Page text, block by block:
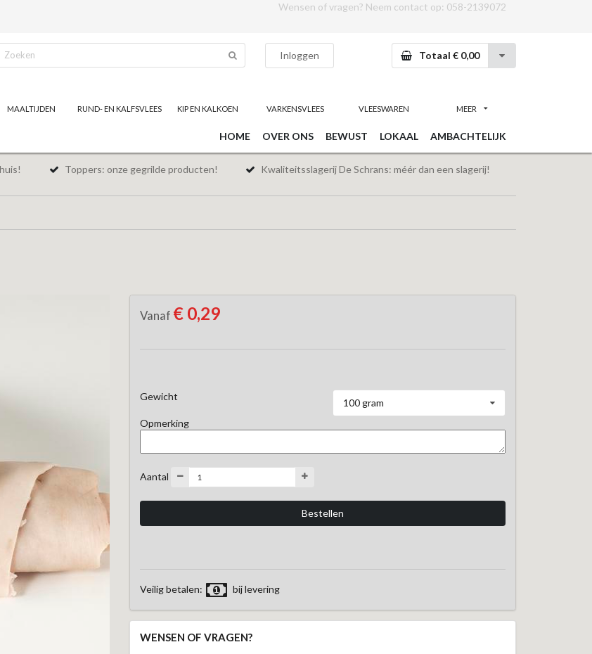
Wensen of vragen? Neem contact op: 058-2139072
Inloggen Totaal € 0,00
MAALTIJDEN RUND- EN KALFSVLEES KIP EN KALKOEN VARKENSVLEES VLEESWAREN MEER
HOME OVER ONS BEWUST LOKAAL AMBACHTELIJK
Toppers: onze gegrilde producten! Kwaliteitsslagerij De Schrans: méér dan een slagerij!
Vanaf € 0,29
Gewicht
100 gram
Opmerking
Aantal
Veilig betalen: bij levering
WENSEN OF VRAGEN?